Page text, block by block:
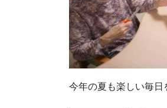
今年の夏も楽しい毎日